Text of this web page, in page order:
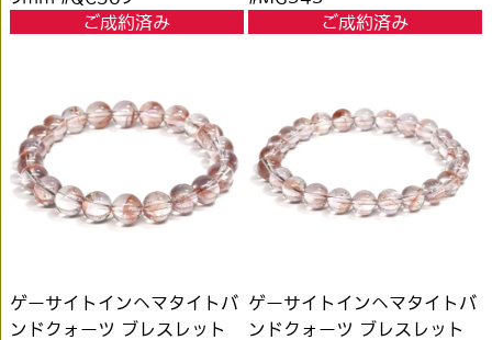
ご成約済み
ご成約済み
ゲーサイトインヘマタイトバ
ンドクォーツ ブレスレット
ゲーサイトインヘマタイトバ
ンドクォーツ ブレスレット